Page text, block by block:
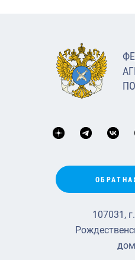
107031,